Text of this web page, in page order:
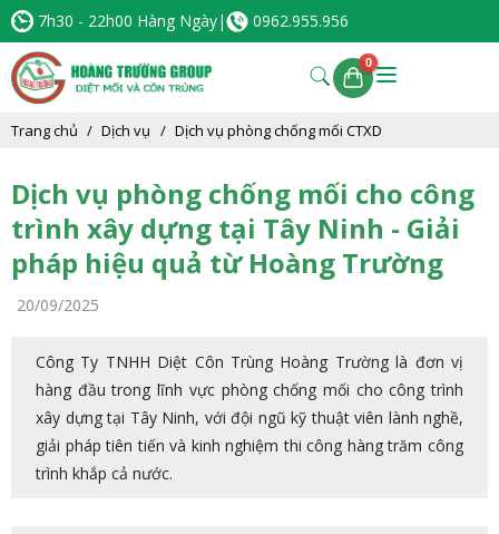
7h30 - 22h00 Hàng Ngày| 0962.955.956
Trang chủ Dịch vụ Dịch vụ phòng chống mối CTXD
Dịch vụ phòng chống mối cho công
trình xây dựng tại Tây Ninh - Giải
pháp hiệu quả từ Hoàng Trường
20/09/2025
Công Ty TNHH Diệt Côn Trùng Hoàng Trường là đơn vị
hàng đầu trong lĩnh vực phòng chống mối cho công trình
xây dựng tại Tây Ninh, với đội ngũ kỹ thuật viên lành nghề,
giải pháp tiên tiến và kinh nghiệm thi công hàng trăm công
trình khắp cả nước.